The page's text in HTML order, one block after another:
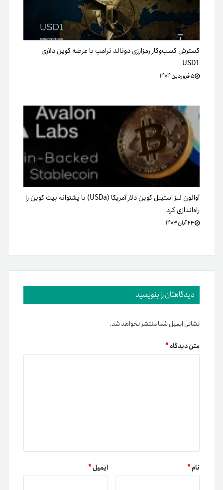
گسترش کسب‌وکار رمزارزی دونالد ترامپ با عرضه کوین دلاری
USD1
۵ فروردین ۱۴۰۴
آوالون لبز استیبل کوین دلار آمریکا (USDa) با پشتوانه بیت کوین را
راه‌اندازی کرد
۲۳ آبان ۱۴۰۳
دیدگاهتان را بنویسید
نشانی ایمیل شما منتشر نخواهد شد.
متن دیدگاه*
نام* ایمیل*